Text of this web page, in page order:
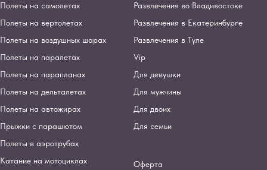
Полеты на самолетах
Полеты на вертолетах
Полеты на воздушных шарах
Полеты на паралетах
Полеты на парапланах
Полеты на дельталетах
Полеты на автожирах
Прыжки с парашютом
Полеты в аэротрубах
Катание на мотоциклах
Развлечения во Владивостоке
Развлечения в Екатеринбурге
Развлечения в Туле
Vip
Для девушки
Для мужчины
Для двоих
Для семьи
Оферта